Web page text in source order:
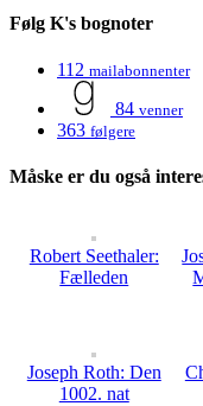
Følg K's bognoter
112 mailabonnenter
84 venner
363 følgere
Måske er du også
Robert Seethaler:
Fælleden
Joseph Roth: Den
1002. nat